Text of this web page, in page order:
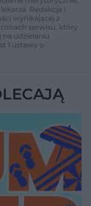
Redakcja i
wynikającej z
serwisu, który
na udzielaniu
1 ustawy o